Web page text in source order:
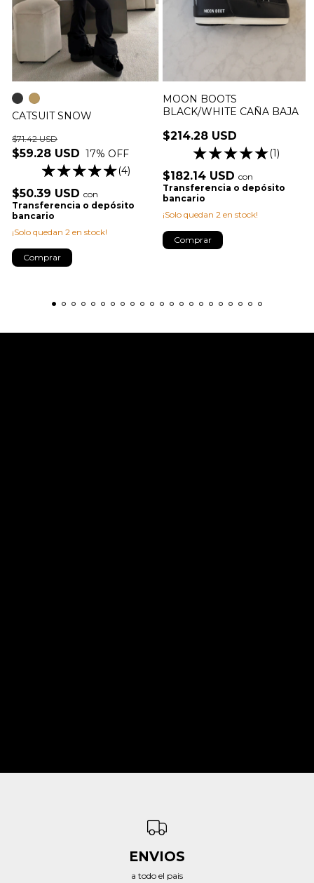
CATSUIT SNOW
$59.28 USD
$71.42 USD
17% OFF
(4)
$50.39 USD con
Transferencia o depósito
bancario
¡Solo quedan 2 en stock!
Comprar
MOON BOOTS
BLACK/WHITE CAÑA BAJA
$214.28 USD
(1)
$182.14 USD con
Transferencia o depósito
bancario
¡Solo quedan 2en stock!
Comprar
ENVIOS
a todo el pais